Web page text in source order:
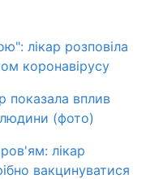
лікар розповіла
коронавірусу
показала вплив
людини (фото)
лікар
вакцинуватися